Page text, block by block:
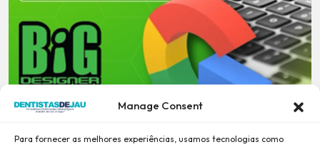
Manage Consent
Para fornecer as melhores experiências, usamos tecnologias como